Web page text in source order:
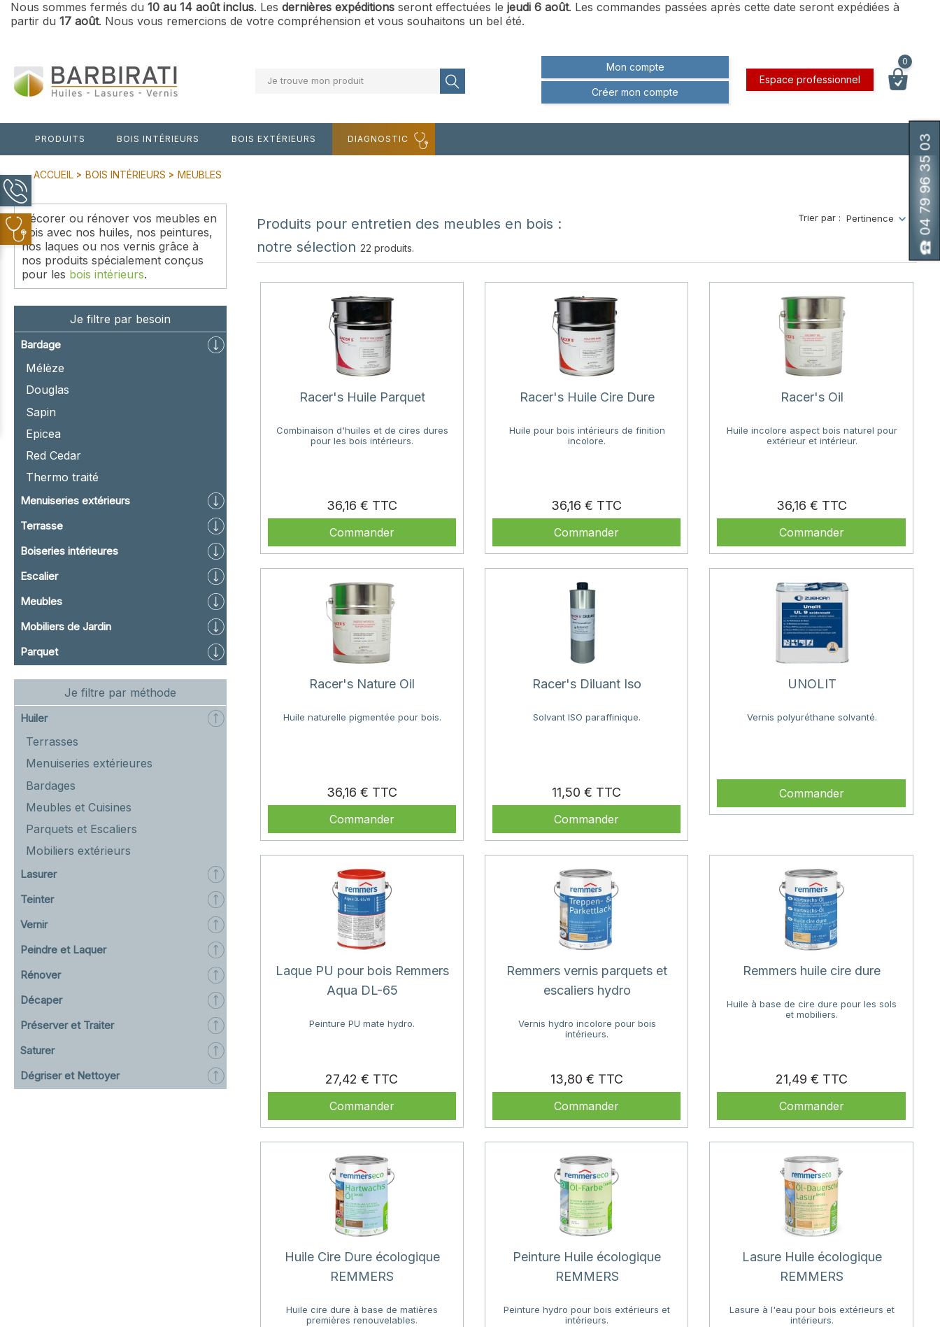
Nous sommes fermés du 10 au 14 août inclus. Les dernières expéditions seront effectuées le jeudi 6 août. Les commandes passées après cette date seront expédiées à
partir du 17 août. Nous vous remercions de votre compréhension et vous souhaitons un bel été.
Je trouve mon produit
Mon compte
Créer mon compte
Espace professionnel
0
PRODUITS BOIS INTÉRIEURS BOIS EXTÉRIEURS DIAGNOSTIC
ACCUEIL BOIS INTÉRIEURS MEUBLES
Décorer ou rénover vos meubles en
bois avec nos huiles, nos peintures,
nos laques ou nos vernis grâce à
nos produits spécialement conçus
pour les bois intérieurs.
Je filtre par besoin
Bardage
Mélèze
Douglas
Sapin
Epicea
Red Cedar
Thermo traité
Menuiseries extérieurs
Terrasse
Boiseries intérieures
Escalier
Meubles
Mobiliers de Jardin
Parquet
Je filtre par méthode
Huiler
Terrasses
Menuiseries extérieures
Bardages
Meubles et Cuisines
Parquets et Escaliers
Mobiliers extérieurs
Lasurer
Teinter
Vernir
Peindre et Laquer
Rénover
Décaper
Préserver et Traiter
Saturer
Dégriser et Nettoyer
Produits pour entretien des meubles en bois :
notre sélection 22 produits.
Trier par : Pertinence
Racer's Huile Parquet
Combinaison d'huiles et de cires dures
pour les bois intérieurs.
36,16 €
Prix
Commander
Racer's Huile Cire Dure
Huile pour bois intérieurs de finition
incolore.
36,16 €
Commander
Racer's Oil
Huile incolore aspect bois naturel pour
extérieur et intérieur.
36,16 €
Prix
Commander
Racer's Nature Oil
Huile naturelle pigmentée pour bois.
36,16 €
Prix
Commander
Racer's Diluant Iso
Solvant ISO paraffinique.
11,50 €
Commander
UNOLIT
Vernis polyuréthane solvanté.
Commander
Laque PU pour bois Remmers
Aqua DL-65
Peinture PU mate hydro.
27,42 €
Commander
Remmers vernis parquets et
escaliers hydro
Vernis hydro incolore pour bois
intérieurs.
13,80 €
Prix
Commander
Remmers huile cire dure
Huile à base de cire dure pour les sols
et mobiliers.
21,49 €
Prix
Commander
Huile Cire Dure écologique
REMMERS
Huile cire dure à base de matières
premières renouvelables.
Peinture Huile écologique
REMMERS
Peinture hydro pour bois extérieurs et
intérieurs.
Lasure Huile écologique
REMMERS
Lasure à l'eau pour bois extérieurs et
intérieurs.
04 79 96 35 03